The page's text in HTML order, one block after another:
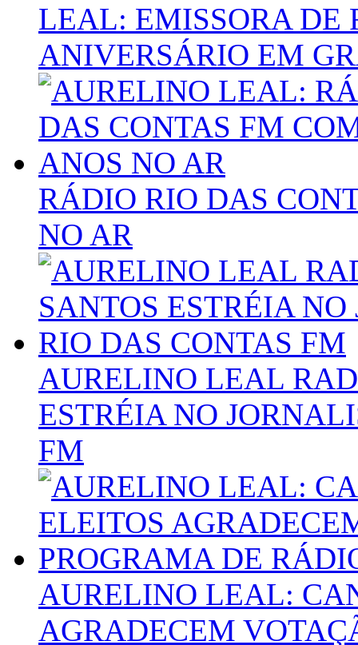
LEAL: EMISSORA DE
ANIVERSÁRIO EM
RÁDIO RIO DAS
NO AR
AURELINO LEAL
ESTRÉIA NO
FM
AURELINO LEAL:
AGRADECEM